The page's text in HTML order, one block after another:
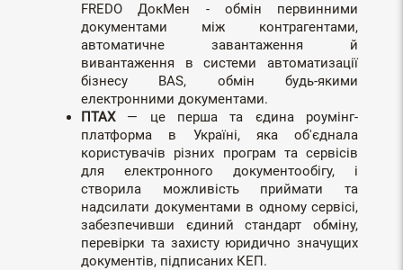
FREDO ДокМен - обмін первинними
документами між контрагентами,
автоматичне завантаження й
вивантаження в системи автоматизації
бізнесу BAS, обмін будь-якими
електронними документами.
ПТАХ— це перша та єдина роумінг-
платформа в Україні, яка об'єднала
користувачів різних програм та сервісів
для електронного документообігу, і
створила можливість приймати та
надсилати документами в одному сервісі,
забезпечивши єдиний стандарт обміну,
перевірки та захисту юридично значущих
документів, підписаних КЕП.